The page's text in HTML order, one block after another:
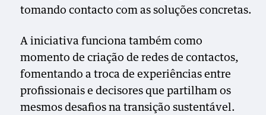
tomando contacto com as soluções concretas.
A iniciativa funciona também como
momento de criação de redes de contactos,
fomentando a troca de experiências entre
profissionais e decisores que partilham os
mesmos desafios na transição sustentável.